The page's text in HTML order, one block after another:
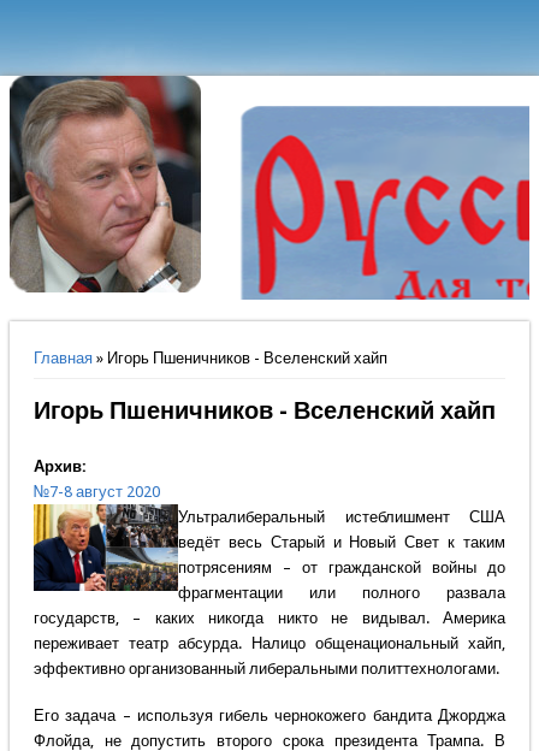
Вы здесь
Главная» Игорь Пшеничников - Вселенский хайп
Игорь Пшеничников - Вселенский хайп
Архив:
№7-8 август 2020
Ультралиберальный истеблишмент США
ведёт весь Старый и Новый Свет к таким
потрясениям – от гражданской войны до
фрагментации или полного развала
государств, – каких никогда никто не видывал. Америка
переживает театр абсурда. Налицо общенациональный хайп,
эффективно организованный либеральными политтехнологами.
Его задача – используя гибель чернокожего бандита Джорджа
Флойда, не допустить второго срока президента Трампа. В